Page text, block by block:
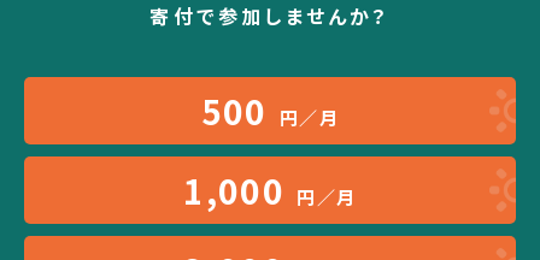
寄付で参加しませんか？
500 円／月
1,000 円／月